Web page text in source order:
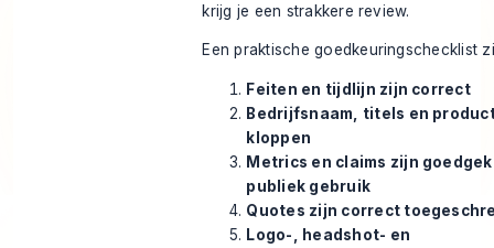
krijg je een strakkere review.
Een praktische goedkeuringschecklist
Feiten en tijdlijn zijn correct
Bedrijfsnaam, titels en
kloppen
Metrics en claims zijn
publiek gebruik
Quotes zijn correct
Logo-, headshot- en